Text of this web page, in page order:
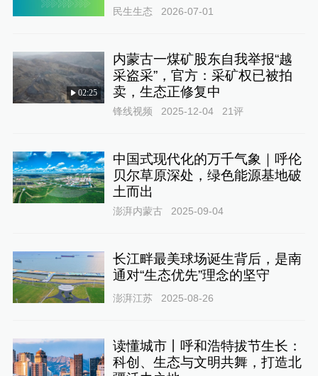
民生生态 2026-07-01
02:25
内蒙古一煤矿股东自我举报“越
采盗采”，官方：采矿权已被拍
卖，生态正修复中
锋线视频 2025-12-04 21评
中国式现代化的万千气象｜呼伦
贝尔草原深处，绿色能源基地破
土而出
澎湃内蒙古 2025-09-04
长江畔最美球场诞生背后，是南
通对“生态优先”理念的坚守
澎湃江苏 2025-08-26
读懂城市丨呼和浩特拔节生长：
科创、生态与文明共舞，打造北